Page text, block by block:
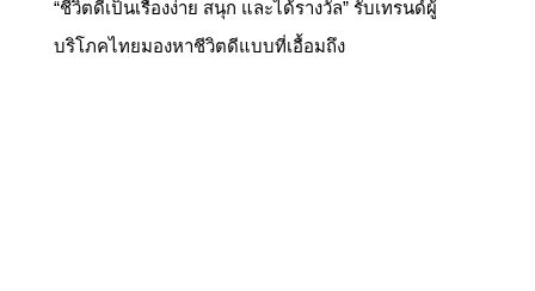
“ชีวิตดีเป็นเรื่องง่าย สนุก และได้รางวัล” รับเทรนด์ผู้
บริโภคไทยมองหาชีวิตดีแบบที่เอื้อมถึง